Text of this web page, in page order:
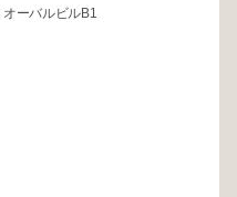
ーバルビルB1